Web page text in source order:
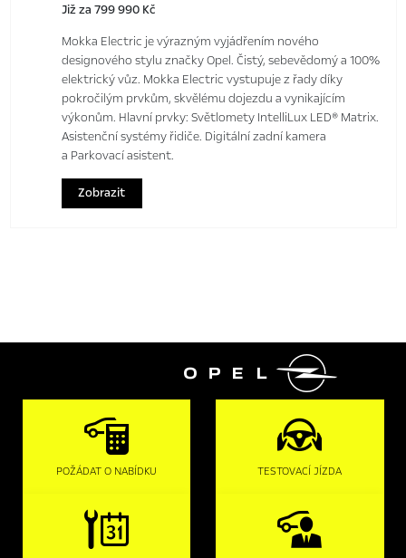
Již za 799 990 Kč
Mokka Electric je výrazným vyjádřením nového
designového stylu značky Opel. Čistý, sebevědomý a 100%
elektrický vůz. Mokka Electric vystupuje z řady díky
pokročilým prvkům, skvělému dojezdu a vynikajícím
výkonům. Hlavní prvky: Světlomety IntelliLux LED® Matrix.
Asistenční systémy řidiče. Digitální zadní kamera
a Parkovací asistent.
Zobrazit

POŽÁDAT O NABÍDKU TESTOVACÍ JÍZDA